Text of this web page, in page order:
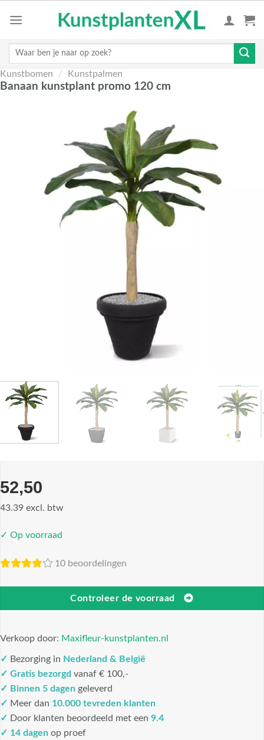
Zoeken
Kunstbomen / Kunstpalmen
Banaan kunstplant promo 120 cm
52,50
43.39 excl. btw
✓ Op voorraad
10 beoordelingen
Controleer de voorraad
Verkoop door: Maxifleur-kunstplanten.nl
✓ Bezorging in Nederland & België
✓ Gratis bezorgd vanaf € 100,-
✓ Binnen 5 dagen geleverd
✓ Meer dan 10.000 tevreden klanten
✓ Door klanten beoordeeld met een 9.4
✓ 14 dagen op proef